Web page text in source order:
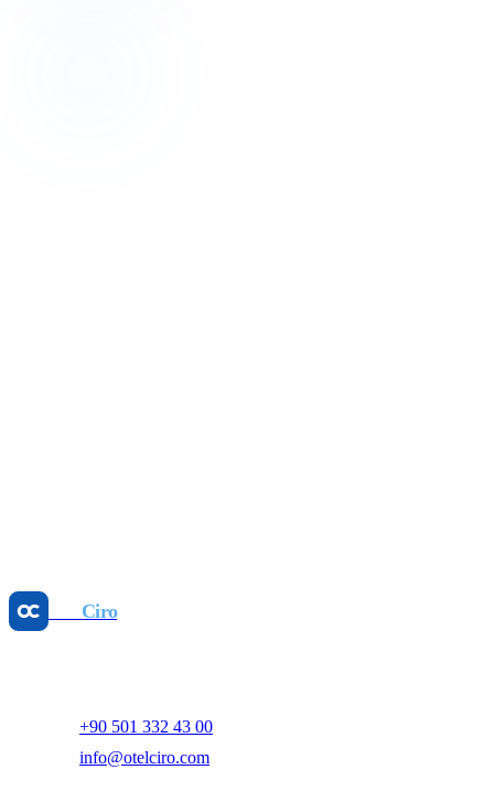
25 May 2026
Ciro
+90 501 332 43 00
info@otelciro.com